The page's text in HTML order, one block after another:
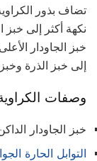
تضاف بذور
نكهة أكثر إلى
إلى خبز الذرة
وصفات
خبز الجاودار
التوابل الحارة